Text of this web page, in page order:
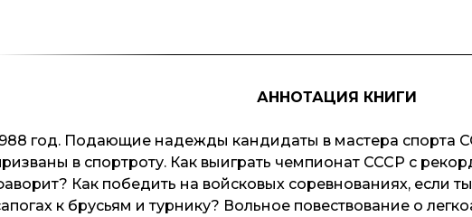
АННОТАЦИЯ КНИГИ
год. Подающие надежды кандидаты в мастера спорта
в спортроту. Как выиграть чемпионат СССР с
Как победить на войсковых соревнованиях, если
к брусьям и турнику? Вольное повествование о